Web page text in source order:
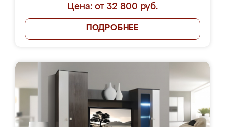
Цена: от 32 800 руб.
ПОДРОБНЕЕ